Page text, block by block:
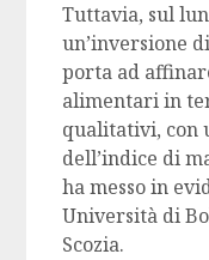
Tuttavia, sul
un’inversione
porta ad
alimentari in
qualitativi, con
dell’indice di
ha messo in
Università di
Scozia.